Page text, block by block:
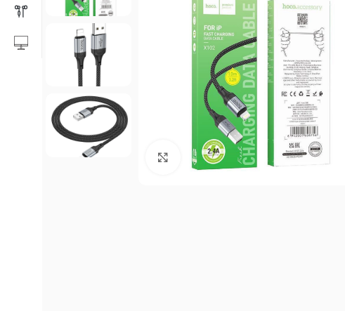
Click to enlarge